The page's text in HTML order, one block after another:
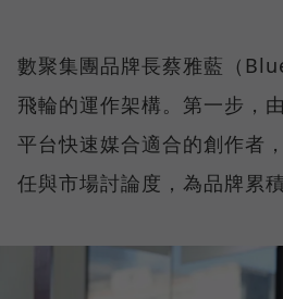
數聚集團品牌長蔡雅藍（
飛輪的運作架構。第一步，
平台快速媒合適合的創作者
任與市場討論度，為品牌累